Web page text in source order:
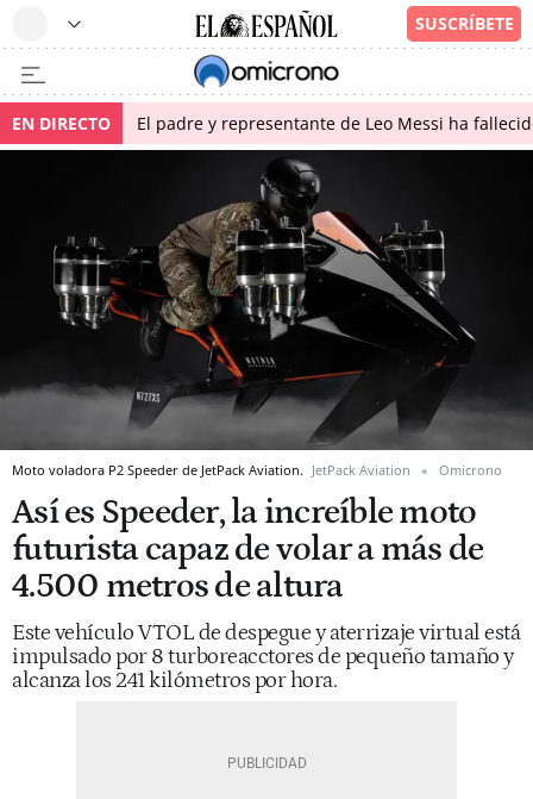
EN DIRECTO El padre y representante de Leo Messi ha
Moto voladora P2 Speeder de JetPack Aviation. JetPack Aviation Omicrono
Así es Speeder, la increíble moto
futurista capaz de volar a más de
4.500 metros de altura
Este vehículo VTOL de despegue y aterrizaje virtual está
impulsado por 8 turboreacctores de pequeño tamaño y
alcanza los 241 kilómetros por hora.